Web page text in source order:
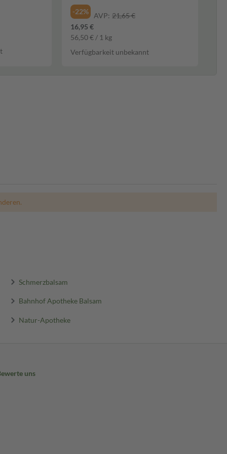
-22%
AVP: 21,65 €
16,95 €
56,50 € / 1 kg
Verfügbarkeit unbekannt
Schmerzbalsam
Bahnhof Apotheke Balsam
Natur-Apotheke
uns